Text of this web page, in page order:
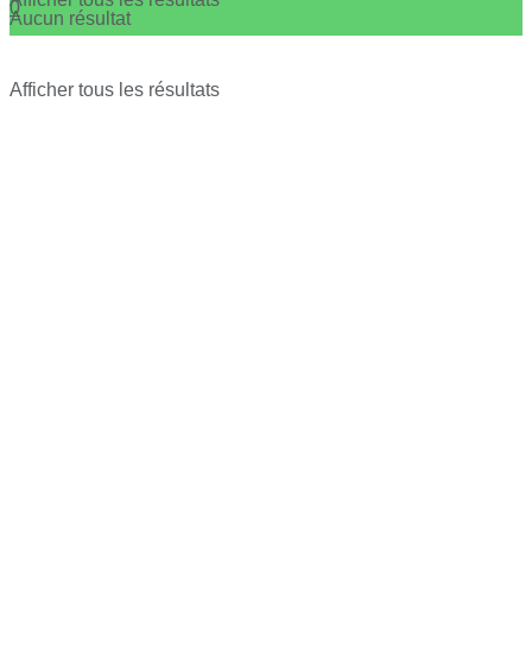
Aucun résultat
Afficher tous les résultats
0